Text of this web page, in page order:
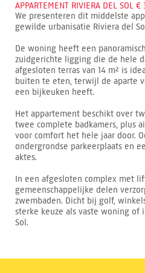
APPARTEMENT RIVIERA DEL SOL
We presenteren dit middelste
gewilde urbanisatie Riviera del
De woning heeft een
zuidgerichte ligging die de hele
afgesloten terras van 14 m² is
buiten te eten, terwijl de aparte
een bijkeuken heeft.
Het appartement beschikt over
twee complete badkamers, plus
voor comfort het hele jaar door.
ondergrondse parkeerplaats en
aktes.
In een afgesloten complex met
gemeenschappelijke delen
zwembaden. Dicht bij golf,
sterke keuze als vaste woning of
Sol.